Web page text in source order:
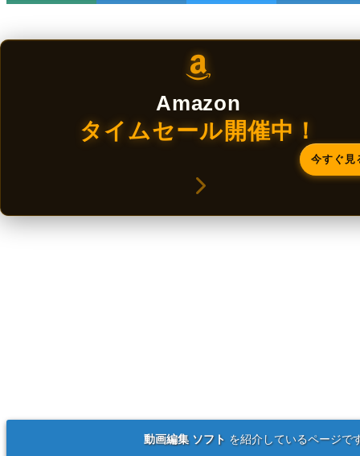
Amazon
タイムセール開催中！
今すぐ見
動画編集 ソフト を紹介しているページで